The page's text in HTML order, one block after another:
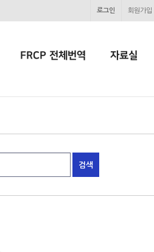
회원가입
로그인
FRCP 전체번역 자료실
검색